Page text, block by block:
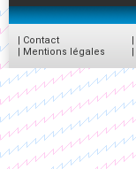
| Contact
| Mentions légales
|
|